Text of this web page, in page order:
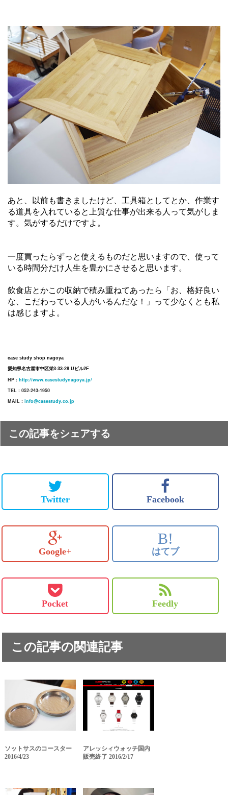
あと、以前も書きましたけど、工具箱としてとか、作業す
る道具を入れていると上質な仕事が出来る人って気がしま
す。気がするだけですよ。
一度買ったらずっと使えるものだと思いますので、使って
いる時間分だけ人生を豊かにさせると思います。
飲食店とかこの収納で積み重ねてあったら「お、格好良い
な、こだわっている人がいるんだな！」って少なくとも私
は感じますよ。
case study shop nagoya
愛知県名古屋市中区栄3-33-28 Uビル2F
HP : http://www.casestudynagoya.jp/
TEL : 052-243-1950
MAIL : info@casestudy.co.jp
この記事をシェアする
Twitter Facebook
Google+
B!
はてブ
Pocket Feedly
この記事の関連記事
ソットサスのコースター
2016/4/23
アレッシィウォッチ国内
販売終了 2016/2/17